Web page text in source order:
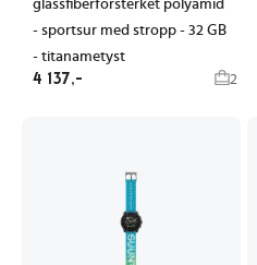
glassfiberforsterket polyamid
- sportsur med stropp - 32 GB
- titanametyst
4 137,- 2